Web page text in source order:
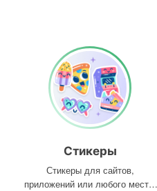
Стикеры
Стикеры для сайтов,
приложений или любого места,